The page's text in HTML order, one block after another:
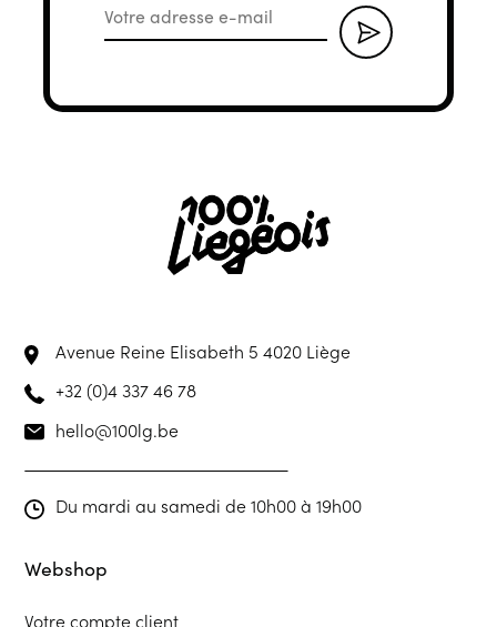
Avenue Reine Elisabeth 54020 Liège
+32 (0)4 337 46 78
hello@100lg.be
Du mardi au samedi de 10h00 à 19h00
Webshop
Votre compte client